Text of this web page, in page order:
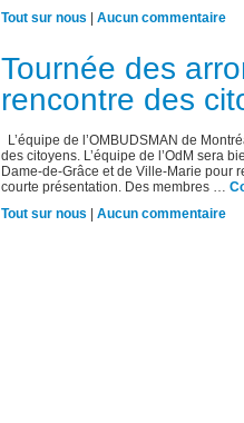
Tout sur nous
Aucun commentaire
Tournée des
rencontre des
L’équipe de l’OMBUDSMAN de
des citoyens. L’équipe de l’OdM sera
Dame-de-Grâce et de Ville-Marie pour
courte présentation. Des membres …
Tout sur nous
Aucun commentaire